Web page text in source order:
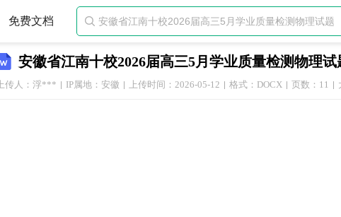
免费文档 
安徽省江南十校2026届高三5月学业质量检测物理试
上传人：浮*** IP属地：安徽 上传时间：2026-05-12 格式：DOCX 页数：11